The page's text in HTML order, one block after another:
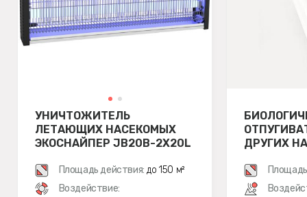
УНИЧТОЖИТЕЛЬ
ЛЕТАЮЩИХ НАСЕКОМЫХ
ЭКОСНАЙПЕР JB20B-2X20L
Площадь действия: до 150 м²
Воздействие:
ДРУГИХ